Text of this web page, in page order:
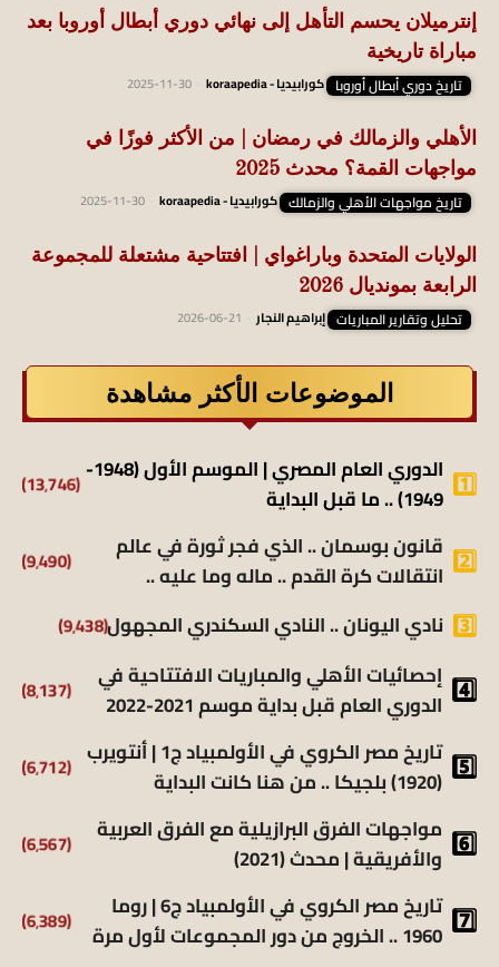
إنترميلان يحسم التأهل إلى نهائي دوري أبطال أوروبا بعد
مباراة تاريخية
تاريخ دوري أبطال أوروبا كورابيديا - koraapedia 2025-11-30
الأهلي والزمالك في رمضان | من الأكثر فوزًا في
مواجهات القمة؟ محدث 2025
تاريخ مواجهات الأهلي والزمالك كورابيديا - koraapedia 2025-11-30
الولايات المتحدة وباراغواي | افتتاحية مشتعلة للمجموعة
الرابعة بمونديال 2026
تحليل وتقارير المباريات إبراهيم النجار 2026-06-21
الموضوعات الأكثر مشاهدة
الدوري العام المصري | الموسم الأول (1948-
1949) .. ما قبل البداية
(13٬746)
قانون بوسمان .. الذي فجر ثورة في عالم
انتقالات كرة القدم .. ماله وما عليه ..
(9٬490)
نادي اليونان .. النادي السكندري المجهول(9٬438)
إحصائيات الأهلي والمباريات الافتتاحية في
الدوري العام قبل بداية موسم 2021-2022
(8٬137)
تاريخ مصر الكروي في الأولمبياد ج1 | أنتويرب
(1920) بلجيكا .. من هنا كانت البداية
(6٬712)
مواجهات الفرق البرازيلية مع الفرق العربية
والأفريقية | محدث (2021)
(6٬567)
تاريخ مصر الكروي في الأولمبياد ج6 | روما
1960 .. الخروج من دور المجموعات لأول مرة
(6٬389)